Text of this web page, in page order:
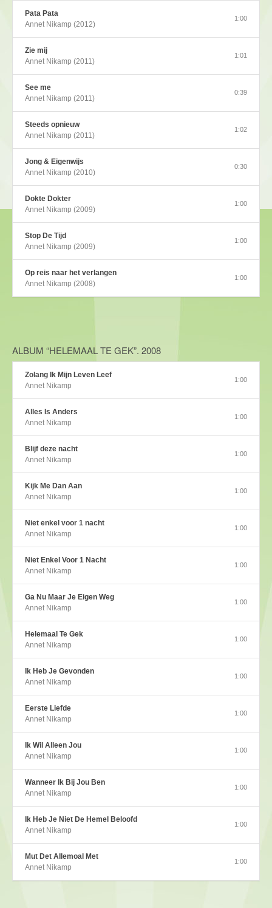
Pata Pata
Annet Nikamp (2012)
1:00
Zie mij
Annet Nikamp (2011)
1:01
See me
Annet Nikamp (2011)
0:39
Steeds opnieuw
Annet Nikamp (2011)
1:02
Jong & Eigenwijs
Annet Nikamp (2010)
0:30
Dokte Dokter
Annet Nikamp (2009)
1:00
Stop De Tijd
Annet Nikamp (2009)
1:00
Op reis naar het verlangen
Annet Nikamp (2008)
1:00
ALBUM “HELEMAAL TE GEK”. 2008
Zolang Ik Mijn Leven Leef
Annet Nikamp
1:00
Alles Is Anders
Annet Nikamp
1:00
Blijf deze nacht
Annet Nikamp
1:00
Kijk Me Dan Aan
Annet Nikamp
1:00
Niet enkel voor 1 nacht
Annet Nikamp
1:00
Niet Enkel Voor 1 Nacht
Annet Nikamp
1:00
Ga Nu Maar Je Eigen Weg
Annet Nikamp
1:00
Helemaal Te Gek
Annet Nikamp
1:00
Ik Heb Je Gevonden
Annet Nikamp
1:00
Eerste Liefde
Annet Nikamp
1:00
Ik Wil Alleen Jou
Annet Nikamp
1:00
Wanneer Ik Bij Jou Ben
Annet Nikamp
1:00
Ik Heb Je Niet De Hemel Beloofd
Annet Nikamp
1:00
Mut Det Allemoal Met
Annet Nikamp
1:00